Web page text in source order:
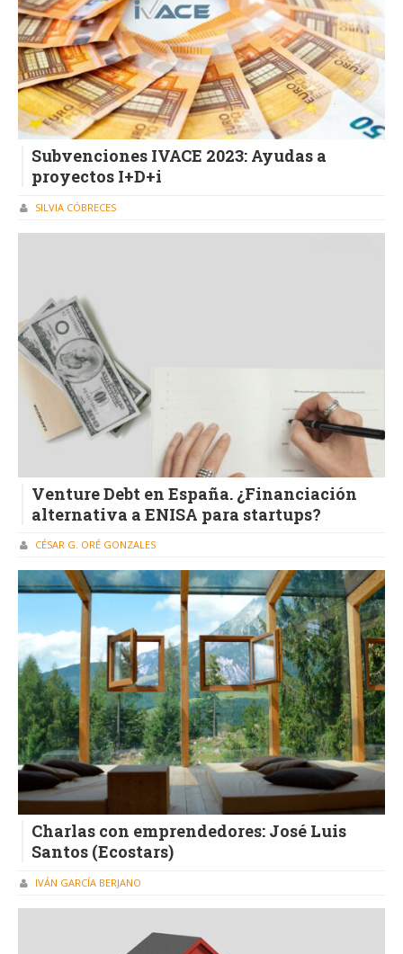
Subvenciones IVACE 2023: Ayudas a
proyectos I+D+i
SILVIA CÓBRECES
Venture Debt en España. ¿Financiación
alternativa a ENISA para startups?
CÉSAR G. ORÉ GONZALES
Charlas con emprendedores: José Luis
Santos (Ecostars)
IVÁN GARCÍA BERJANO